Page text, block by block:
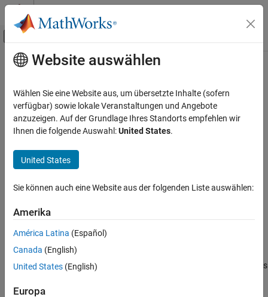
Weiter zum Inhalt
Umschaltung für Off-Canvas-
Startseite der Dokumentation
Embedded Coder
Deployment, Integration, and Supported
Hardware
BeagleBone Black
ON THIS PAGE
See Also
Hauptinhalt
Select a System Object Template
Step 3 of 7 inCreate a Digital Write Block
3
System objects are used to define the behavior of device driver
blocks. Follow these steps to create your own System object™ by
modifying the template System object.
In the MATLAB®
Editor, open the template system object class
Website auswählen
Wählen Sie eine Website aus, um übersetzte Inhalte (sofern
verfügbar) sowie lokale Veranstaltungen und Angebote
anzuzeigen. Auf der Grundlage Ihres Standorts empfehlen wir
Ihnen die folgende Auswahl:United States.
United States
Sie können auch eine Website aus der folgenden Liste auswählen:
Amerika
América Latina (Español)
Canada (English)
United States (English)
Europa